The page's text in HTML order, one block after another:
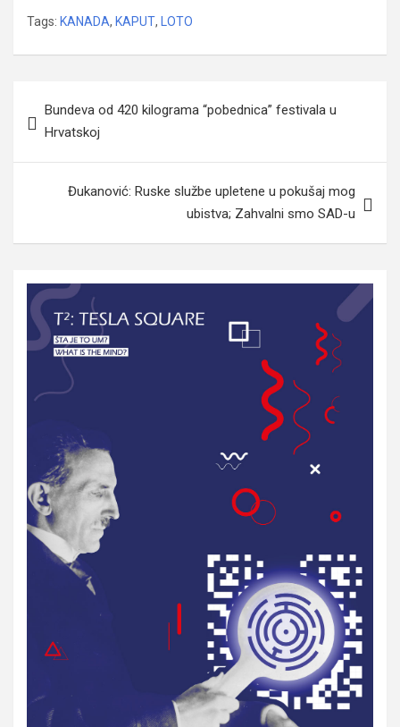
Tags: KANADA, KAPUT, LOTO
članaka
Bundeva od 420 kilograma “pobednica” festivala u
Hrvatskoj
Đukanović: Ruske službe upletene u pokušaj mog
ubistva; Zahvalni smo SAD-u